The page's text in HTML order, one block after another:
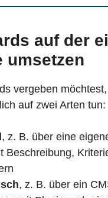
auf der
umsetzen
vergeben
auf zwei Arten tun:
, z. B. über eine
Beschreibung,
, z. B. über ein